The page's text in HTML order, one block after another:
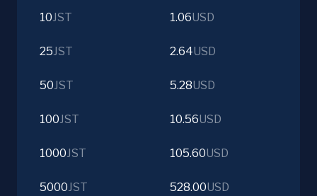
10JST 1.06USD
25JST 2.64USD
50JST 5.28USD
100JST 10.56USD
1000JST 105.60USD
5000JST 528.00USD